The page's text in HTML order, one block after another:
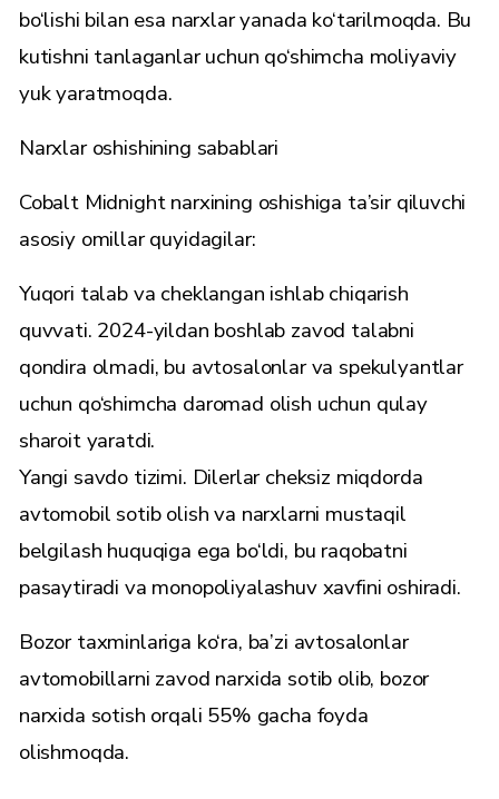
bo‘lishi bilan esa narxlar yanada ko‘tarilmoqda. Bu
kutishni tanlaganlar uchun qo‘shimcha moliyaviy
yuk yaratmoqda.
Narxlar oshishining sabablari
Cobalt Midnight narxining oshishiga ta’sir qiluvchi
asosiy omillar quyidagilar:
Yuqori talab va cheklangan ishlab chiqarish
quvvati. 2024-yildan boshlab zavod talabni
qondira olmadi, bu avtosalonlar va spekulyantlar
uchun qo‘shimcha daromad olish uchun qulay
sharoit yaratdi.
Yangi savdo tizimi. Dilerlar cheksiz miqdorda
avtomobil sotib olish va narxlarni mustaqil
belgilash huquqiga ega bo‘ldi, bu raqobatni
pasaytiradi va monopoliyalashuv xavfini oshiradi.
Bozor taxminlariga ko‘ra, ba’zi avtosalonlar
avtomobillarni zavod narxida sotib olib, bozor
narxida sotish orqali 55% gacha foyda
olishmoqda.